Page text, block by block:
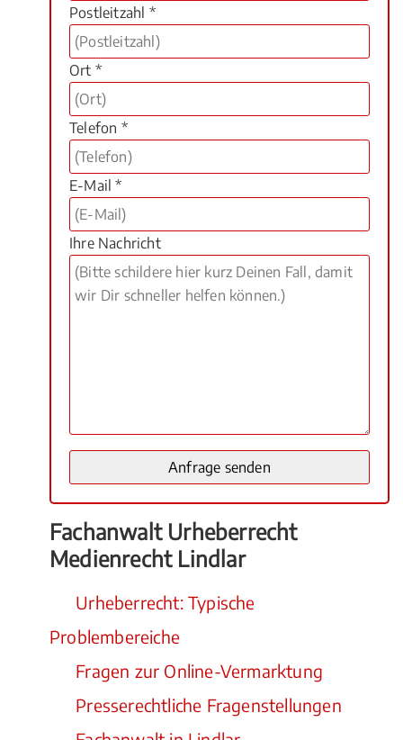
Postleitzahl *
Ort *
Telefon *
E-Mail *
Ihre Nachricht
Fachanwalt Urheberrecht
Medienrecht Lindlar
Urheberrecht: Typische
Problembereiche
Fragen zur Online-Vermarktung
Presserechtliche Fragenstellungen